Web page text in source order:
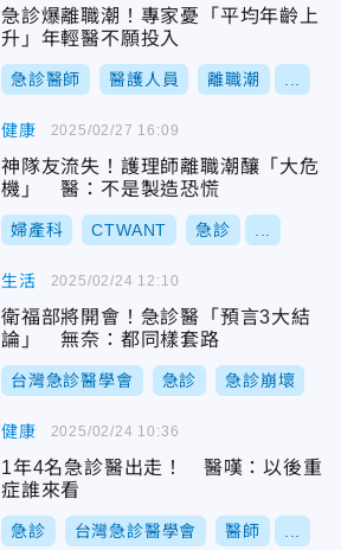
急診爆離職潮！專家憂「平均年齡上
升」年輕醫不願投入
急診醫師 醫護人員 離職潮
健康
神隊友流失！護理師離職潮釀「大危
機」 醫：不是製造恐慌
婦產科 CTWANT 急診
2025/02/27 16:09
生活
衛福部將開會！急診醫「預言3大結
論」 無奈：都同樣套路
台灣急診醫學會 急診 急診崩壞
2025/02/24 12:10
健康
1年4名急診醫出走！ 醫嘆：以後重
症誰來看
急診 台灣急診醫學會 醫師
2025/02/24 10:36